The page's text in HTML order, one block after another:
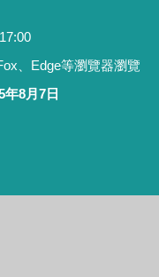
、Edge等瀏覽器瀏覽
年8月7日